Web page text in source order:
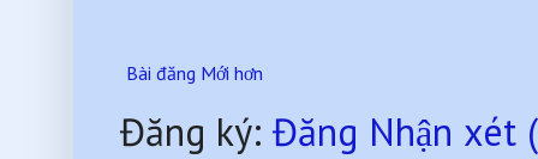
Bài đăng Mới hơn
Đăng ký:Đăng Nhận xét